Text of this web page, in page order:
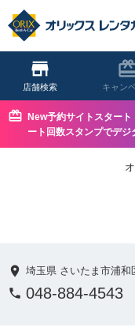
店舗 キャン
New予約サイトスター
ート回数スタンプでデジ
埼玉県 さいたま市浦和
048-884-4543